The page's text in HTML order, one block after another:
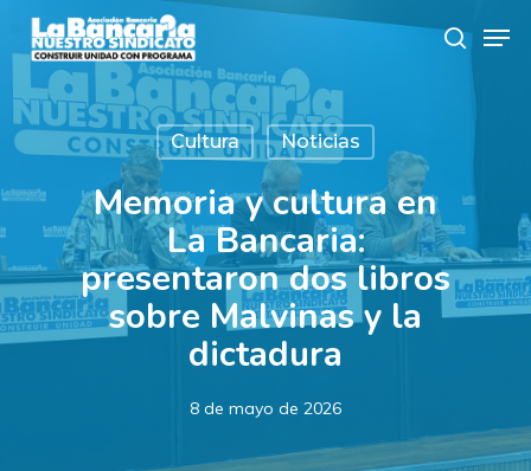
main
content
search
Cultura Noticias
Memoria y cultura en
La Bancaria:
presentaron dos libros
sobre Malvinas y la
dictadura
8 de mayo de 2026